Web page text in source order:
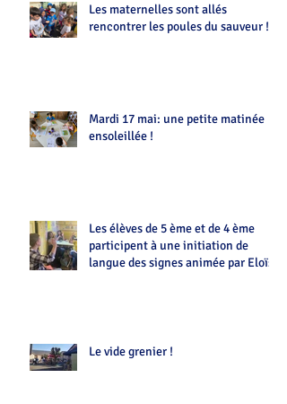
Les maternelles sont allés
rencontrer les poules du sauveur !!
Mardi 17 mai: une petite matinée
ensoleillée !
Les élèves de 5 ème et de 4 ème
participent à une initiation de
langue des signes animée par Eloïse
Le vide grenier !